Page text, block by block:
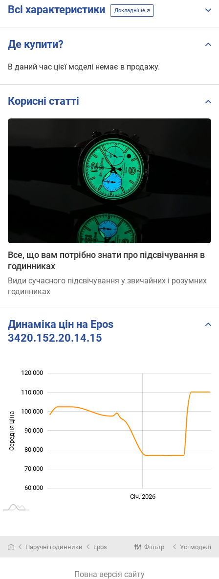
Всі характеристики Докладніше
Де купити?
В даний час цієї моделі немає в продажу.
Корисні статті
Все, що вам потрібно знати про підсвічування в
годинниках
Види сучасного підсвічування у звичайних і розумних
годинниках
Динаміка цін на Epos
3420.152.20.14.15
Середня ціна 100 000
60 000
70 000
80 000
90 000
100 000
110 000
120 000
Січ. 2026
Наручні годинники Epos Фільтр Усі моделі
Повна версія сайту